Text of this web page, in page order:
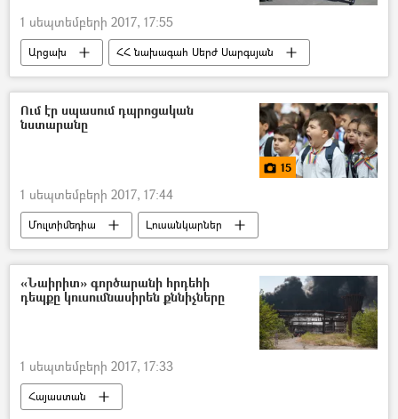
1 սեպտեմբերի 2017, 17:55
Արցախ ՀՀ նախագահ Սերժ Սարգսյան
Ում էր սպասում դպրոցական
նստարանը
15
1 սեպտեմբերի 2017, 17:44
Մուլտիմեդիա Լուսանկարներ
«Նաիրիտ» գործարանի հրդեհի
դեպքը կուսումնասիրեն քննիչները
1 սեպտեմբերի 2017, 17:33
Հայաստան